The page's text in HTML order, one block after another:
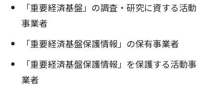
「重要経済基盤」の調査・研究に資する活動
事業者
「重要経済基盤保護情報」の保有事業者
「重要経済基盤保護情報」を保護する活動事
業者